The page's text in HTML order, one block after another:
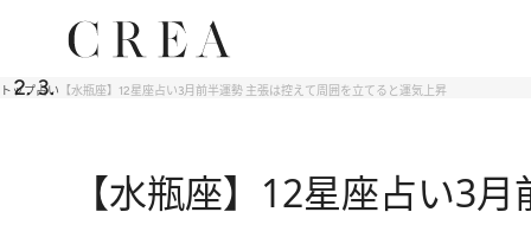
トップ占い 【水瓶座】12星座占い3月前半運勢 主張は控えて周囲を立てると運気上昇
【水瓶座】12星座占い3